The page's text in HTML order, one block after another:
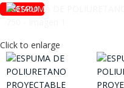
AGOTADO
Click to enlarge